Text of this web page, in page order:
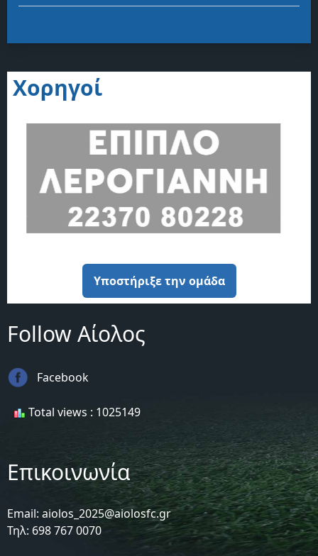
Χορηγοί
Υποστήριξε την ομάδα
Follow Αίολος
Facebook
Total views : 1025149
Επικοινωνία
Email: aiolos_2025@aiolosfc.gr
Τηλ: 698 767 0070